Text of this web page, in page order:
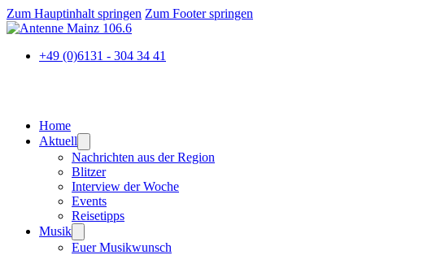
Zum Hauptinhalt springen Zum Footer springen
+49 (0)6131 - 304 34 41
Home
Aktuell
Nachrichten aus der Region
Blitzer
Interview der Woche
Events
Reisetipps
Musik
Euer Musikwunsch